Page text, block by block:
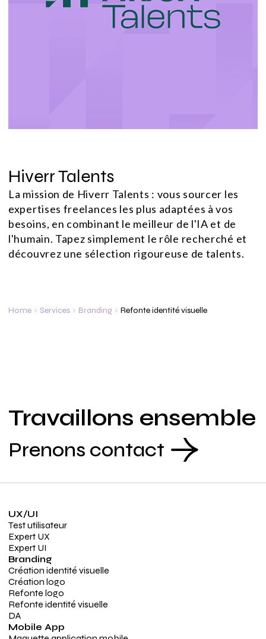
Hiverr Talents
La mission de Hiverr Talents : vous sourcer les
expertises freelances les plus adaptées à vos
besoins, en combinant le meilleur de l'IA et de
l'humain. Tapez simplement le rôle recherché et
découvrez une sélection rigoureuse de talents.
Home Services Branding Refonte identité visuelle
Travaillons ensemble
Prenons contact
UX/UI
Test utilisateur
Expert UX
Expert UI
Branding
Création identité visuelle
Création logo
Refonte logo
Refonte identité visuelle
DA
Mobile App